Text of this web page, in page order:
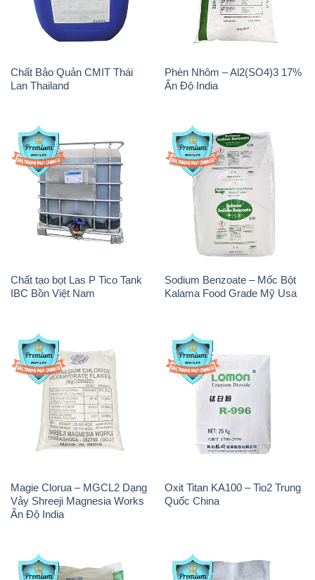
Chất Bảo Quản CMIT Thái
Lan Thailand
Phèn Nhôm – Al2(SO4)3 17%
Ấn Độ India
Chất tạo bọt Las P Tico Tank
IBC Bồn Việt Nam
Sodium Benzoate – Mốc Bột
Kalama Food Grade Mỹ Usa
Magie Clorua – MGCL2 Dạng
Vảy Shreeji Magnesia Works
Ấn Độ India
Oxit Titan KA100 – Tio2 Trung
Quốc China